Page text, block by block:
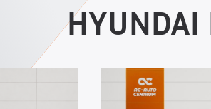
HYUNDAI